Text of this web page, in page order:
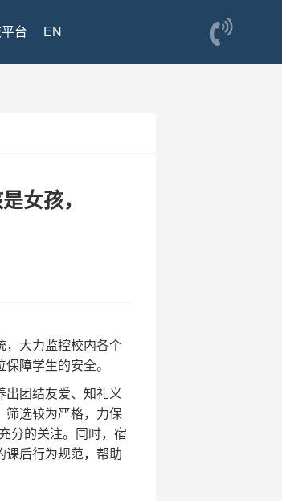
台 EN
女孩，
，大力监控校内各个
障学生的安全。
出团结友爱、知礼义
筛选较为严格，力保
分的关注。
同时，宿
课后行为规范，帮助